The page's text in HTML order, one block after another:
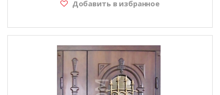
Добавить в избранное